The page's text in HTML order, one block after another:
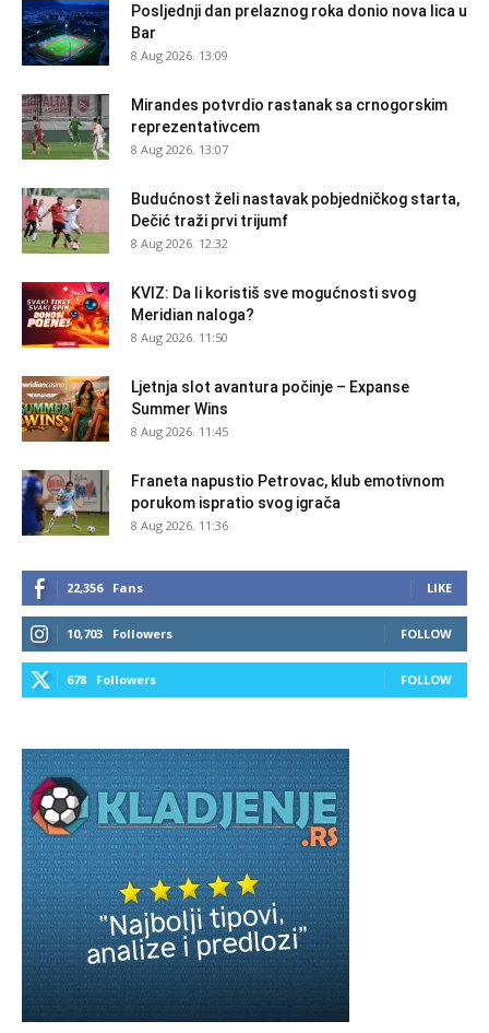
Posljednji dan prelaznog roka donio nova lica u
Bar
8 Aug 2026. 13:09
Mirandes potvrdio rastanak sa crnogorskim
reprezentativcem
8 Aug 2026. 13:07
Budućnost želi nastavak pobjedničkog starta,
Dečić traži prvi trijumf
8 Aug 2026. 12:32
KVIZ: Da li koristiš sve mogućnosti svog
Meridian naloga?
8 Aug 2026. 11:50
Ljetnja slot avantura počinje – Expanse
Summer Wins
8 Aug 2026. 11:45
Franeta napustio Petrovac, klub emotivnom
porukom ispratio svog igrača
8 Aug 2026. 11:36
22,356 Fans LIKE
10,703 Followers FOLLOW
678 Followers FOLLOW